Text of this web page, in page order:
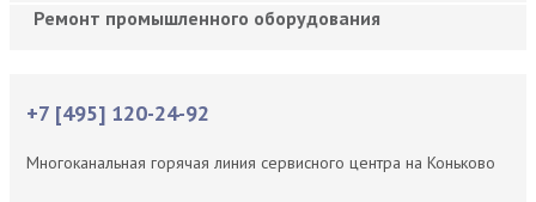
Ремонт промышленного оборудования
+7 [495] 120-24-92
Многоканальная горячая линия сервисного центра на Коньково